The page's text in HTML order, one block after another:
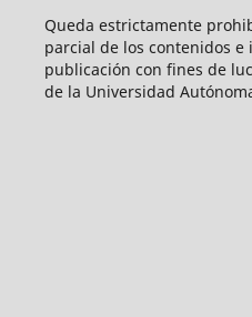
Queda estrictamente
parcial de los contenidos e
publicación con fines de
de la Universidad